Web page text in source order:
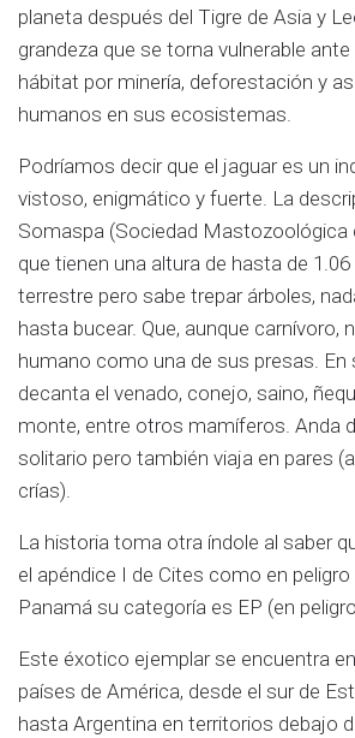
planeta después del Tigre de Asia y
grandeza que se torna vulnerable ante
hábitat por minería, deforestación y
humanos en sus ecosistemas.
Podríamos decir que el jaguar es un
vistoso, enigmático y fuerte. La
Somaspa (Sociedad Mastozoológica
que tienen una altura de hasta de
terrestre pero sabe trepar árboles,
hasta bucear. Que, aunque carnívoro,
humano como una de sus presas.
decanta el venado, conejo, saino,
monte, entre otros mamíferos. Anda
solitario pero también viaja en pares
crías).
La historia toma otra índole al saber
el apéndice I de Cites como en
Panamá su categoría es EP (en
Este éxotico ejemplar se encuentra
países de América, desde el sur de
hasta Argentina en territorios debajo